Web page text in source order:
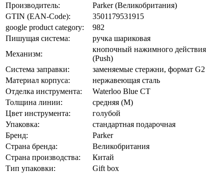
Производитель:
Parker (Великобритания)
GTIN (EAN-Code):
3501179531915
google product category:
982
Пишущая система:
ручка шариковая
Механизм:
кнопочный нажимного действия
(Push)
Система заправки:
заменяемые стержни, формат G2
Материал корпуса:
нержавеющая сталь
Отделка инструмента:
Waterloo Blue CT
Толщина линии:
средняя (M)
Цвет инструмента:
голубой
Упаковка:
стандартная подарочная
Бренд:
Parker
Страна бренда:
Великобритания
Страна производства:
Китай
Тип упаковки:
Gift box